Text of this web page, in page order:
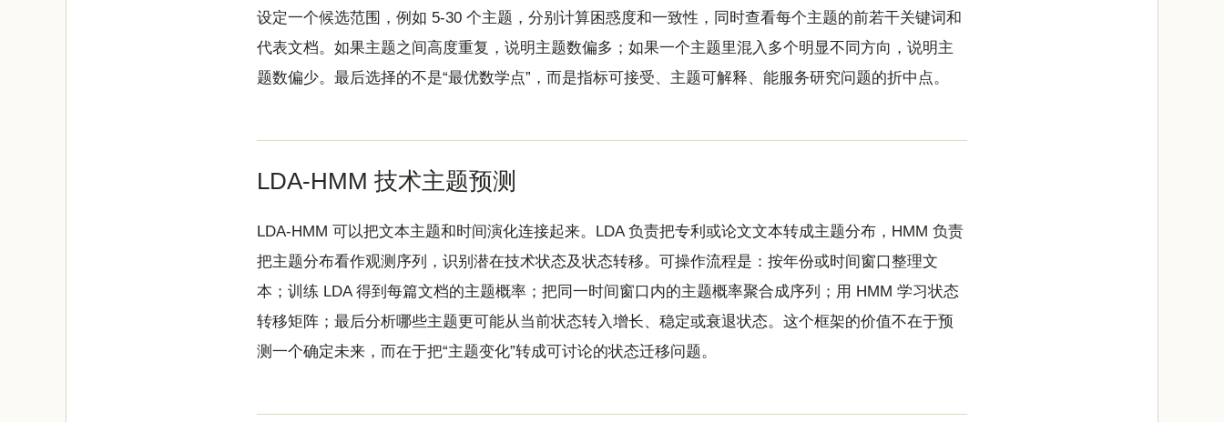
设定一个候选范围，例如 5-30 个主题，分别计算困惑度和一致性，同时查看每个主题的前若干关键词和
代表文档。如果主题之间高度重复，说明主题数偏多；如果一个主题里混入多个明显不同方向，说明主
题数偏少。最后选择的不是“最优数学点”，而是指标可接受、主题可解释、能服务研究问题的折中点。
LDA-HMM 技术主题预测
LDA-HMM 可以把文本主题和时间演化连接起来。LDA 负责把专利或论文文本转成主题分布，HMM 负责
把主题分布看作观测序列，识别潜在技术状态及状态转移。可操作流程是：按年份或时间窗口整理文
本；训练 LDA 得到每篇文档的主题概率；把同一时间窗口内的主题概率聚合成序列；用 HMM 学习状态
转移矩阵；最后分析哪些主题更可能从当前状态转入增长、稳定或衰退状态。这个框架的价值不在于预
测一个确定未来，而在于把“主题变化”转成可讨论的状态迁移问题。